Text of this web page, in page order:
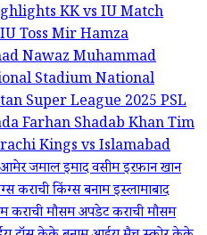
KK vs IU Match
TossMir Hamza
NawazMuhammad
StadiumNational
Super League 2025PSL
FarhanShadab KhanTim
Kings vs Islamabad
आमेर जमालइमाद वसीमइरफ़ान खान
कराची किंग्स बनाम इस्लामाबाद
कराची मौसम अपडेटकराची मौसम